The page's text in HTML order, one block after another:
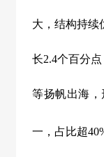
大，结构持续
长2.4个百分
等扬帆出海
一，占比超